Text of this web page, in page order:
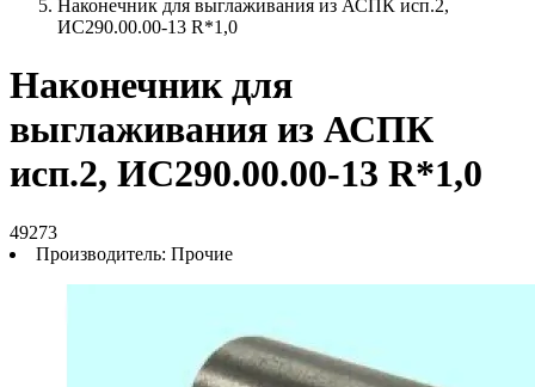
Наконечник для выглаживания из АСПК исп.2,
ИС290.00.00-13 R*1,0
Наконечник для
выглаживания из АСПК
исп.2, ИС290.00.00-13 R*1,0
49273
Производитель: Прочие